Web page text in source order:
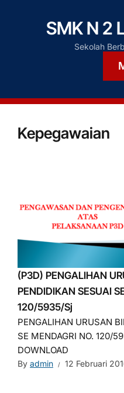
SMK N 2
Sekolah
Kepegawaian
(P3D) PENGALIHAN
PENDIDIKAN SESUAI
120/5935/Sj
PENGALIHAN URUSAN
SE MENDAGRI NO. 120/
DOWNLOAD
By admin 12 Februari